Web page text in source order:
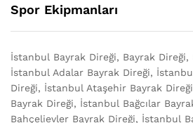
Spor Ekipmanları
İstanbul Bayrak Direği, Bayrak Direği,
İstanbul Adalar Bayrak Direği,
Direği, İstanbul Ataşehir Bayrak
Bayrak Direği, İstanbul Bağcılar
Bahçelievler Bayrak Direği, İstanbul